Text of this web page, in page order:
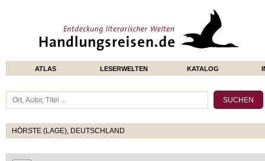
ATLAS LESERWELTEN KATALOG
HÖRSTE (LAGE), DEUTSCHLAND